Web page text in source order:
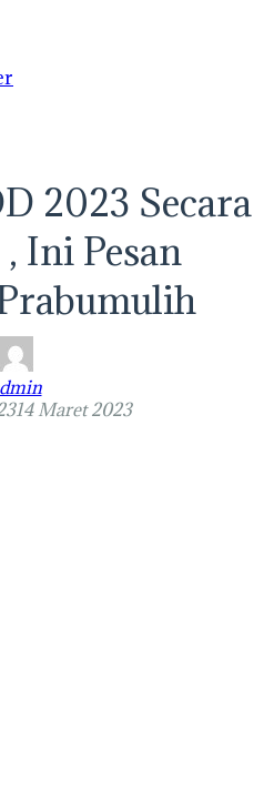
2023 Secara
Ini Pesan
14 Maret 2023